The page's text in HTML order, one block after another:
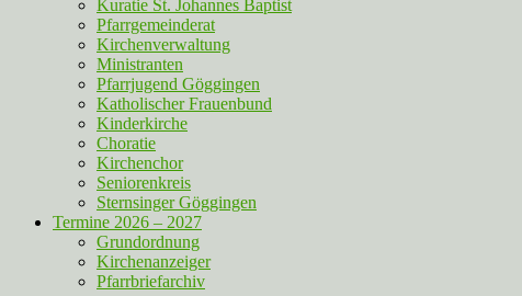
Kuratie St. Johannes Baptist
Pfarrgemeinderat
Kirchenverwaltung
Ministranten
Pfarrjugend Göggingen
Katholischer Frauenbund
Kinderkirche
Choratie
Kirchenchor
Seniorenkreis
Sternsinger Göggingen
Termine 2026 – 2027
Grundordnung
Kirchenanzeiger
Pfarrbriefarchiv